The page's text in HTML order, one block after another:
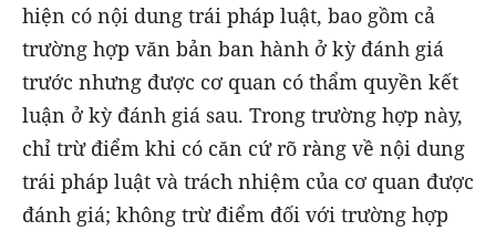
hiện có nội dung trái pháp luật, bao gồm cả
trường hợp văn bản ban hành ở kỳ đánh giá
trước nhưng được cơ quan có thẩm quyền kết
luận ở kỳ đánh giá sau. Trong trường hợp này,
chỉ trừ điểm khi có căn cứ rõ ràng về nội dung
trái pháp luật và trách nhiệm của cơ quan được
đánh giá; không trừ điểm đối với trường hợp